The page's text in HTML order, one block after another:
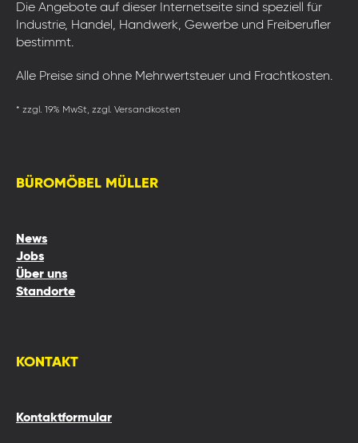
Die Angebote auf dieser Internetseite sind speziell für
Industrie, Handel, Handwerk, Gewerbe und Freiberufler
bestimmt.
Alle Preise sind ohne Mehrwertsteuer und Frachtkosten.
* zzgl. 19% MwSt, zzgl. Versandkosten
BÜROMÖBEL MÜLLER
News
Jobs
Über uns
Standorte
KONTAKT
Kontaktformular